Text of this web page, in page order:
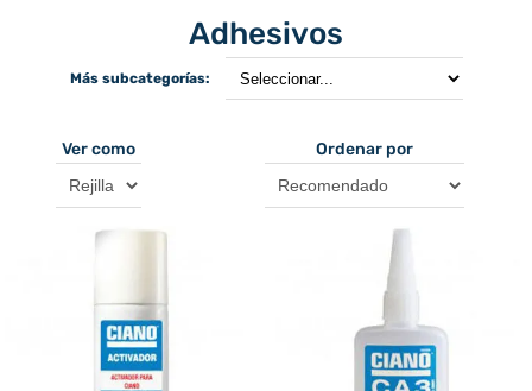
Adhesivos
Más subcategorías:
Ver como Ordenar por